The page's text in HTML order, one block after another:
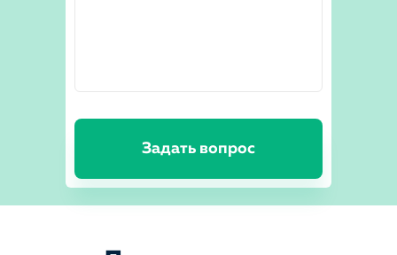
Задать вопрос